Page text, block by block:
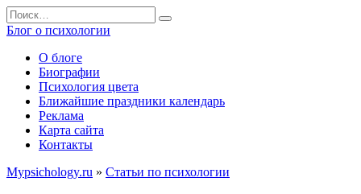
Перейти
к
Search
for:
Блог о психологии
О блоге
Биографии
Психология цвета
Ближайшие праздники календарь
Реклама
Карта сайта
Контакты
Mypsichology.ru » Статьи по психологии